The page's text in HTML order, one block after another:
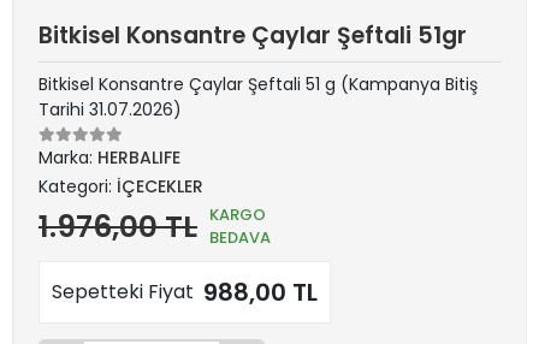
Bitkisel Konsantre Çaylar Şeftali 51gr
Bitkisel Konsantre Çaylar Şeftali 51 g (Kampanya Bitiş
Tarihi 31.07.2026)
Marka: HERBALIFE
Kategori: İÇECEKLER
1.976,00 TL KARGO
BEDAVA
Sepetteki Fiyat 988,00 TL